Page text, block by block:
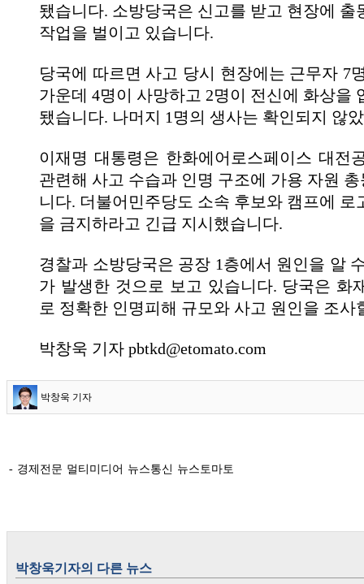
됐습니다. 소방당국은 신고를 받고 현장에 출
작업을 벌이고 있습니다.
당국에 따르면 사고 당시 현장에는 근무자 7
가운데 4명이 사망하고 2명이 전신에 화상을
됐습니다. 나머지 1명의 생사는 확인되지 않
이재명 대통령은 한화에어로스페이스 대전
관련해 사고 수습과 인명 구조에 가용 자원
니다. 더불어민주당도 소속 후보와 캠프에 로
을 금지하라고 긴급 지시했습니다.
경찰과 소방당국은 공장 1층에서 원인을 알
가 발생한 것으로 보고 있습니다. 당국은 화
로 정확한 인명피해 규모와 사고 원인을 조사
박창욱 기자 pbtkd@etomato.com
박창욱 기자
- 경제전문 멀티미디어 뉴스통신 뉴스토마토
박창욱기자의 다른 뉴스